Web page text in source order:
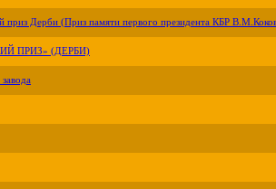
приз Дерби (Приз памяти первого президента КБР
ПРИЗ» (ДЕРБИ)